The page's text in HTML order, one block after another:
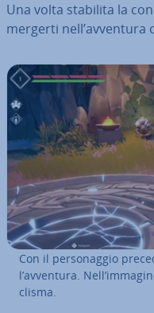
Una volta stabilita la
mer­ger­ti nell’avventura
Con il per­so­nag­gio
l’avventura.
cli­sma.